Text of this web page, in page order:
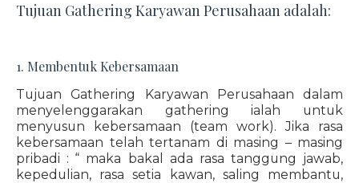
Tujuan Gathering Karyawan Perusahaan adalah:
1. Membentuk Kebersamaan
Tujuan Gathering Karyawan Perusahaan dalam
menyelenggarakan gathering ialah untuk
menyusun kebersamaan (team work). Jika rasa
kebersamaan telah tertanam di masing – masing
pribadi : “ maka bakal ada rasa tanggung jawab,
kepedulian, rasa setia kawan, saling membantu,